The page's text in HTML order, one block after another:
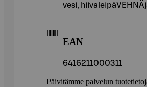
vesi,
EAN
6416211000311
Päivitämme palvelun